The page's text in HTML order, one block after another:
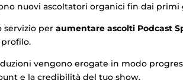
nuovi ascoltatori organici fin dai primi
servizio peraumentare ascolti Podcast
vengono erogate in modo
e la credibilità del tuo show.